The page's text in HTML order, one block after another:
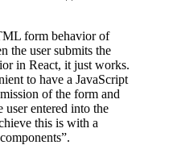
form behavior of
the user submits the
in React, it just works.
to have a JavaScript
of the form and
user entered into the
this is with a